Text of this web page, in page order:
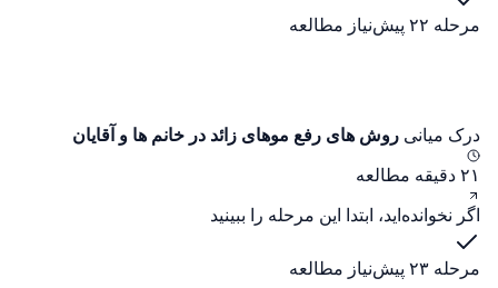
مرحله ۲۲ پیش‌نیاز مطالعه
درک میانی روش های رفع موهای زائد در خانم ها و آقایان
۲۱ دقیقه مطالعه
اگر نخوانده‌اید، ابتدا این مرحله را ببینید
مرحله ۲۳ پیش‌نیاز مطالعه